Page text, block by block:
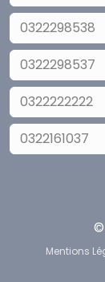
0322298538
0322298537
0322222222
0322161037
©
Mentions